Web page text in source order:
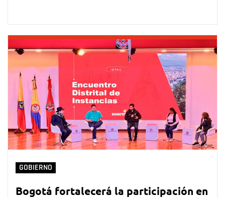
GOBIERNO
Bogotá fortalecerá la participación en